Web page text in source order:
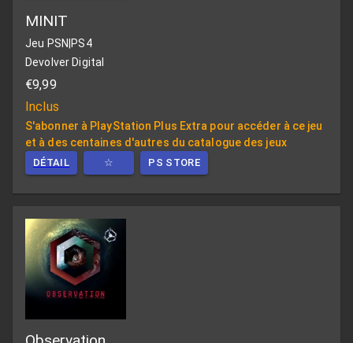
MINIT
Jeu PSN|PS4
Devolver Digital
€9,99
Inclus
S'abonner à PlayStation Plus Extra pour accéder à ce jeu
et à des centaines d'autres du catalogue des jeux
DÉTAIL ☆ PS STORE